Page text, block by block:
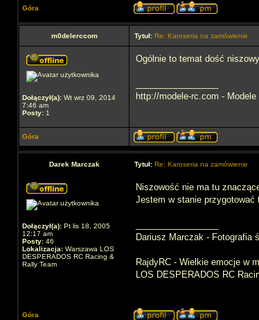
Góra
m0delerccom Tytuł: Re: Karoseria na zamówienie
Dołączył(a): Wt wrz 09, 2014
7:46 am
Posty: 1
Ogólnie to temat dość
http://modele-rc.com -
Góra
Darek Marczak Tytuł: Re: Karoseria na zamówienie
Dołączył(a): Pt lis 18, 2005
12:17 am
Posty: 46
Lokalizacja: Warszawa LOS
DESPERADOS RC Racing &
Rally Team
Niszowość nie ma tu
Jestem w stanie
Dariusz Marczak - Fotografia
RajdyRC - Wielkie emocje w
LOS DESPERADOS RC
Góra